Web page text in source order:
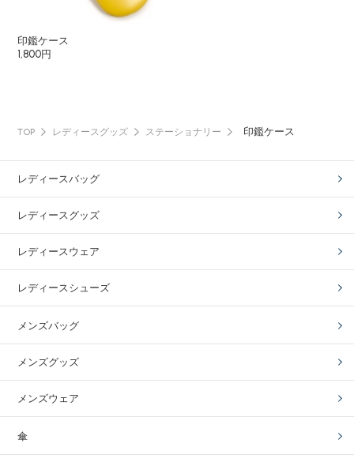
印鑑ケース
1,800円
TOP レディースグッズ ステーショナリー 印鑑ケース
レディースバッグ
レディースグッズ
レディースウェア
レディースシューズ
メンズバッグ
メンズグッズ
メンズウェア
傘